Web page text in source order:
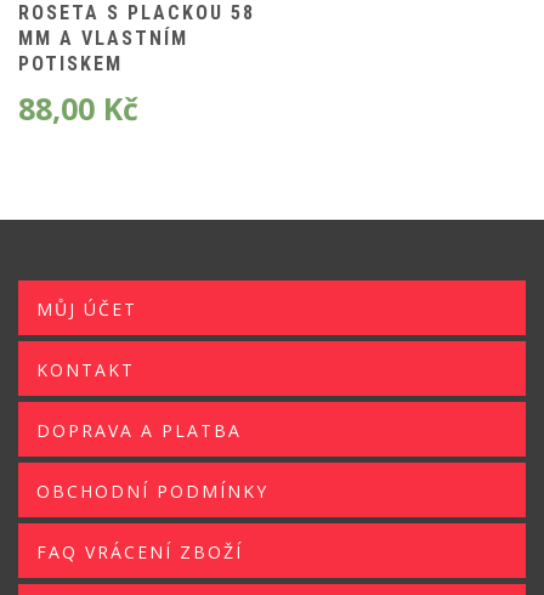
ROSETA S PLACKOU 58
MM A VLASTNÍM
POTISKEM
88,00 Kč
MŮJ ÚČET
KONTAKT
DOPRAVA A PLATBA
OBCHODNÍ PODMÍNKY
FAQ VRÁCENÍ ZBOŽÍ